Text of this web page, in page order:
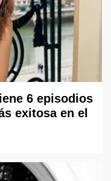
6 episodios
exitosa en el